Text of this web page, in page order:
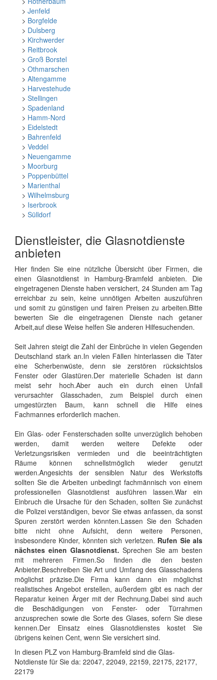
> Jenfeld
> Borgfelde
> Dulsberg
> Kirchwerder
> Reitbrook
> Groß Borstel
> Othmarschen
> Altengamme
> Harvestehude
> Stellingen
> Spadenland
> Hamm-Nord
> Eidelstedt
> Bahrenfeld
> Veddel
> Neuengamme
> Moorburg
> Poppenbüttel
> Marienthal
> Wilhelmsburg
> Iserbrook
> Sülldorf
Dienstleister, die Glasnotdienste
anbieten
Hier finden Sie eine nützliche Übersicht über Firmen, die
einen Glasnotdienst in Hamburg-Bramfeld anbieten. Die
eingetragenen Dienste haben versichert, 24 Stunden am Tag
erreichbar zu sein, keine unnötigen Arbeiten auszuführen
und somit zu günstigen und fairen Preisen zu arbeiten.Bitte
bewerten Sie die eingetragenen Dienste nach getaner
Arbeit,auf diese Weise helfen Sie anderen Hilfesuchenden.
Seit Jahren steigt die Zahl der Einbrüche in vielen Gegenden
Deutschland stark an.In vielen Fällen hinterlassen die Täter
eine Scherbenwüste, denn sie zerstören rücksichtslos
Fenster oder Glastüren.Der materielle Schaden ist dann
meist sehr hoch.Aber auch ein durch einen Unfall
verursachter Glasschaden, zum Beispiel durch einen
umgestürzten Baum, kann schnell die Hilfe eines
Fachmannes erforderlich machen.
Ein Glas- oder Fensterschaden sollte unverzüglich behoben
werden, damit werden weitere Defekte oder
Verletzungsrisiken vermieden und die beeinträchtigten
Räume können schnellstmöglich wieder genutzt
werden.Angesichts der sensiblen Natur des Werkstoffs
sollten Sie die Arbeiten unbedingt fachmännisch von einem
professionellen Glasnotdienst ausführen lassen.War ein
Einbruch die Ursache für den Schaden, sollten Sie zunächst
die Polizei verständigen, bevor Sie etwas anfassen, da sonst
Spuren zerstört werden könnten.Lassen Sie den Schaden
bitte nicht ohne Aufsicht, denn weitere Personen,
insbesondere Kinder, könnten sich verletzen. Rufen Sie als
nächstes einen Glasnotdienst. Sprechen Sie am besten
mit mehreren Firmen.So finden die den besten
Anbieter.Beschreiben Sie Art und Umfang des Glasschadens
möglichst präzise.Die Firma kann dann ein möglichst
realistisches Angebot erstellen, außerdem gibt es nach der
Reparatur keinen Ärger mit der Rechnung.Dabei sind auch
die Beschädigungen von Fenster- oder Türrahmen
anzusprechen sowie die Sorte des Glases, sofern Sie diese
kennen.Der Einsatz eines Glasnotdienstes kostet Sie
übrigens keinen Cent, wenn Sie versichert sind.
In diesen PLZ von Hamburg-Bramfeld sind die Glas-
Notdienste für Sie da: 22047, 22049, 22159, 22175, 22177,
22179